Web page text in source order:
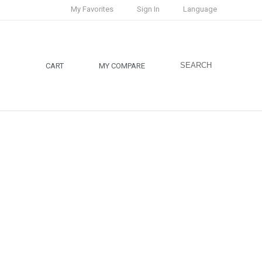
My Favorites Sign In Language
CART MY COMPARE SEARCH